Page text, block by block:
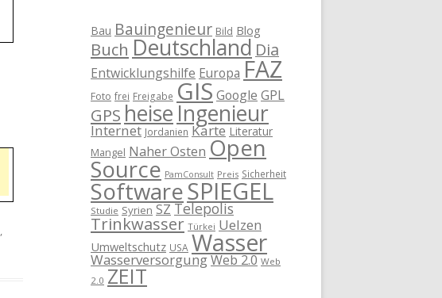
,
Bau Bauingenieur Bild Blog
Buch Deutschland Dia
Entwicklungshilfe Europa FAZ
Foto frei Freigabe GIS Google GPL
GPS heise Ingenieur
Internet Jordanien Karte Literatur
Mangel Naher Osten Open
Source PamConsult Preis Sicherheit
SoftwareSPIEGEL
Studie Syrien SZ Telepolis
Trinkwasser Türkei Uelzen
Umweltschutz USA Wasser
WasserversorgungWeb 2.0 Web
2.0 ZEIT